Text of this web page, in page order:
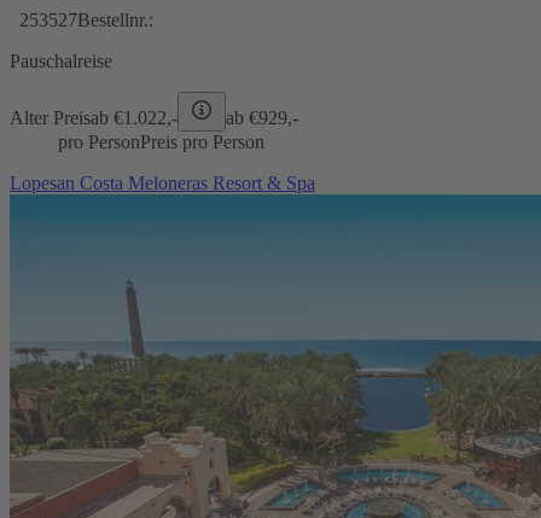
253527Bestellnr.:
Pauschalreise
Alter Preisab €1.022,- ab €929,-
pro PersonPreis pro Person
Lopesan Costa Meloneras Resort & Spa